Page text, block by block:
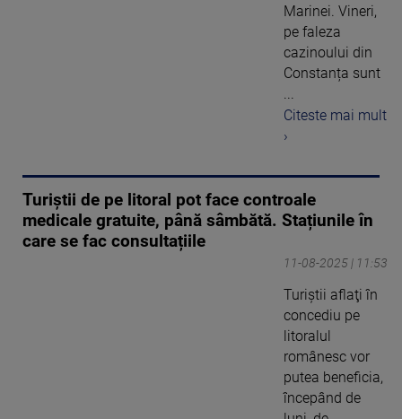
Marinei. Vineri,
pe faleza
cazinoului din
Constanța sunt
Citeste mai mult
›
Turiștii de pe litoral pot face controale
medicale gratuite, până sâmbătă. Stațiunile în
care se fac consultațiile
11-08-2025 | 11:53
Turiştii aflaţi în
concediu pe
litoralul
românesc vor
putea beneficia,
începând de